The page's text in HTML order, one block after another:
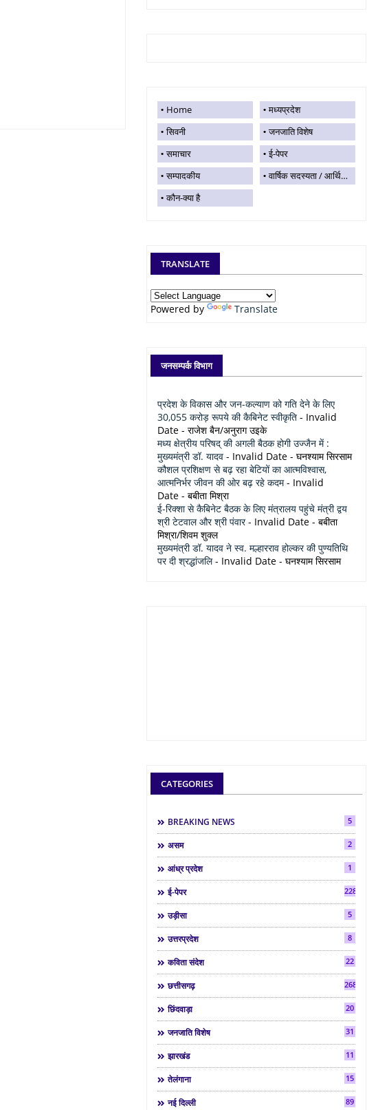
Home
मध्यप्रदेश
सिवनी
जनजाति विशेष
समाचार
ई-पेपर
सम्पादकीय
वार्षिक सदस्यता / आर्थिक सहयोग
कौन-क्या है
TRANSLATE
Powered by Translate
जनसम्पर्क विभाग
प्रदेश के विकास और जन-कल्याण को गति देने के लिए
30,055 करोड़ रूपये की कैबिनेट स्वीकृति - Invalid
Date - राजेश बैन/अनुराग उइके
मध्य क्षेत्रीय परिषद् की अगली बैठक होगी उज्जैन में :
मुख्यमंत्री डॉ. यादव - Invalid Date - घनश्याम सिरसाम
कौशल प्रशिक्षण से बढ़ रहा बेटियों का आत्मविश्वास,
आत्मनिर्भर जीवन की ओर बढ़ रहे कदम- Invalid
Date - बबीता मिश्रा
ई-रिक्शा से कैबिनेट बैठक के लिए मंत्रालय पहुंचे मंत्री द्वय
श्री टेटवाल और श्री पंवार- Invalid Date - बबीता
मिश्रा/शिवम शुक्ल
मुख्यमंत्री डॉ. यादव ने स्व. मल्हारराव होल्कर की पुण्यतिथि
पर दी श्रद्धांजलि- Invalid Date - घनश्याम सिरसाम
CATEGORIES
BREAKING NEWS 5
असम 2
आंध्र प्रदेश 1
ई-पेपर 2286
उड़ीसा 5
उत्तरप्रदेश 8
कविता संदेश 22
छत्तीसगढ़ 268
छिंदवाड़ा 20
जनजाति विशेष 31
झारखंड 11
तेलंगाना 15
नई दिल्ली 89